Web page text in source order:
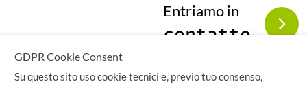
Entriamo in
contatto
GDPR Cookie Consent
Su questo sito uso cookie tecnici e, previo tuo consenso,